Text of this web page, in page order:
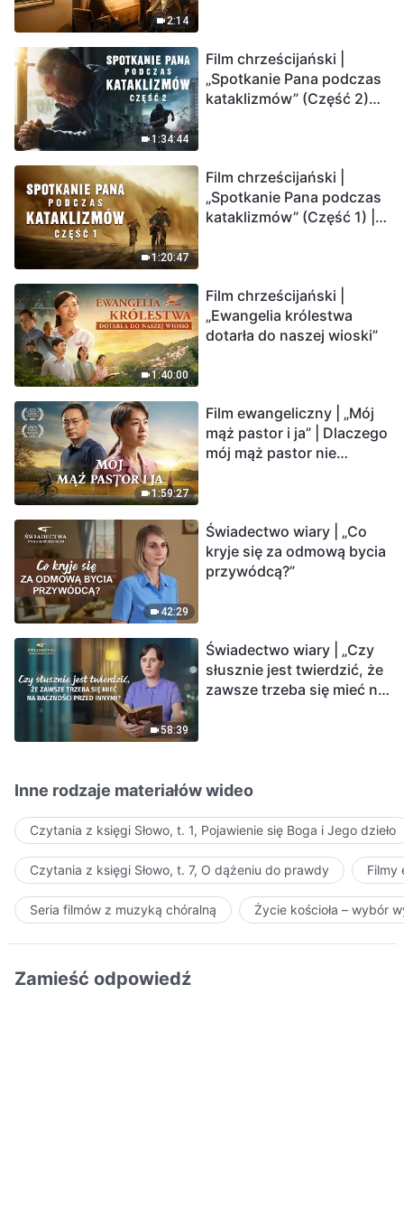
2:14
1:34:44
Film chrześcijański |
„Spotkanie Pana podczas
kataklizmów” (Część 2)
Ludzkość weszła w
odliczanie. Czy znalazłeś
już drogę ocalenia?
1:20:47
Film chrześcijański |
„Spotkanie Pana podczas
kataklizmów” (Część 1) |
1:40:00
Film chrześcijański |
„Ewangelia królestwa
dotarła do naszej wioski”
1:59:27
Film ewangeliczny | „Mój
mąż pastor i ja” | Dlaczego
mój mąż pastor nie
42:29
Świadectwo wiary | „Co
kryje się za odmową bycia
przywódcą?”
58:39
Świadectwo wiary | „Czy
słusznie jest twierdzić, że
zawsze trzeba się mieć na
Inne rodzaje materiałów wideo
Czytania z księgi Słowo, t. 1, Pojawienie się Boga i Jego dzieło
Czytania z księgi Słowo, t. 7, O dążeniu do prawdy Filmy
Seria filmów z muzyką chóralną Życie kościoła – wybór
Zamieść odpowiedź